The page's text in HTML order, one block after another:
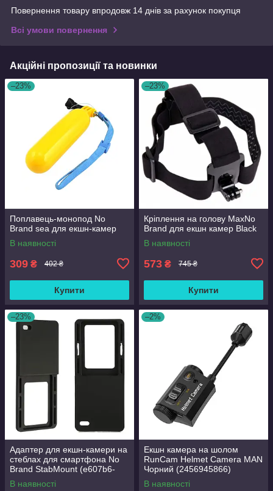
Повернення товару впродовж 14 днів за рахунок покупця
Всі умови повернення
Акційні пропозиції та новинки
–23%
Поплавець-монопод No
Brand sea для екшн-камер
В наявності
309 ₴ 402 ₴
Купити
–23%
Кріплення на голову MaxNo
Brand для екшн камер Black
В наявності
573 ₴ 745 ₴
Купити
–23%
Адаптер для екшн-камери на
стеблах для смартфона No
Brand StabMount (e607b6-
242)
В наявності
–2%
Екшн камера на шолом
RunCam Helmet Camera MAN
Чорний (2456945866)
В наявності